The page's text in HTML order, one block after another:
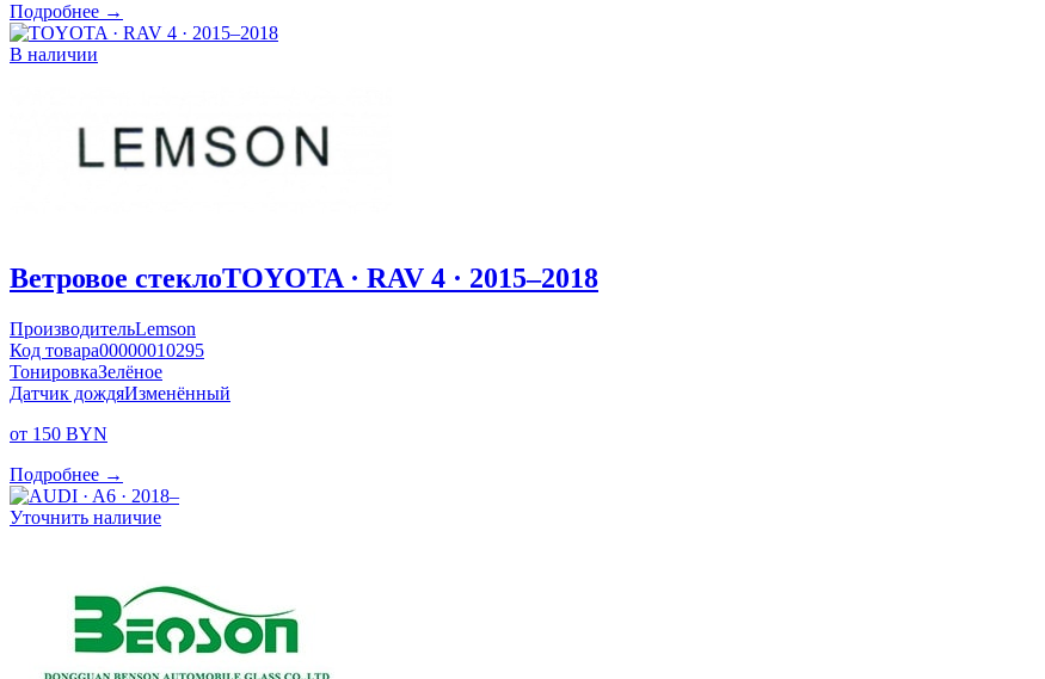
Подробнее →
В наличии
Ветровое стеклоTOYOTA · RAV 4 · 2015–2018
ПроизводительLemson
Код товара00000010295
ТонировкаЗелёное
Датчик дождяИзменённый
от 150 BYN
Подробнее →
Уточнить наличие